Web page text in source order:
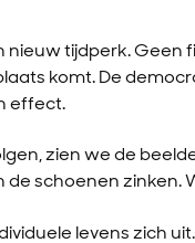
nieuw tijdperk.
komt. De
effect.
zien we de
schoenen zinken.
levens zich